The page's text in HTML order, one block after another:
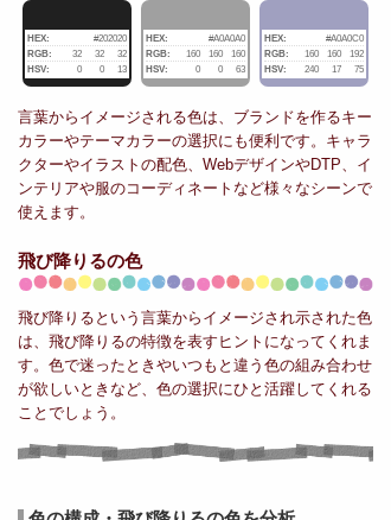
HEX:
#202020
RGB:
32 32
32
HSV:
0 0 13
HEX:
#A0A0A0
RGB:
160 160
160
HSV:
0 0 63
HEX:
#A0A0C0
RGB:
160 160
192
HSV:
240 17 75
言葉からイメージされる色は、ブランドを作るキー
カラーやテーマカラーの選択にも便利です。キャラ
クターやイラストの配色、WebデザインやDTP、イ
ンテリアや服のコーディネートなど様々なシーンで
使えます。
飛び降りるの色
飛び降りるという言葉からイメージされ示された色
は、飛び降りるの特徴を表すヒントになってくれま
す。色で迷ったときやいつもと違う色の組み合わせ
が欲しいときなど、色の選択にひと活躍してくれる
ことでしょう。